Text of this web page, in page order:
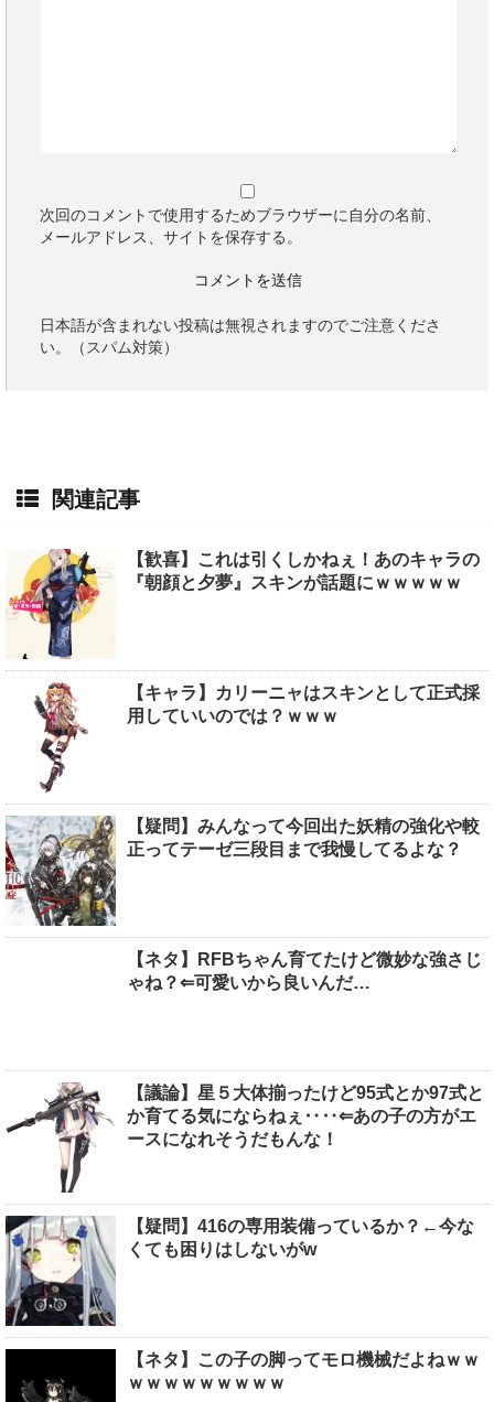
次回のコメントで使用するためブラウザーに自分の名前、
メールアドレス、サイトを保存する。
日本語が含まれない投稿は無視されますのでご注意くださ
い。（スパム対策）
関連記事
【歓喜】これは引くしかねぇ！あのキャラの
『朝顔と夕夢』スキンが話題にｗｗｗｗｗ
【キャラ】カリーニャはスキンとして正式採
用していいのでは？ｗｗｗ
【疑問】みんなって今回出た妖精の強化や較
正ってテーゼ三段目まで我慢してるよな？
【ネタ】RFBちゃん育てたけど微妙な強さじ
ゃね？⇐可愛いから良いんだ…
【議論】星５大体揃ったけど95式とか97式と
か育てる気にならねぇ‥‥⇐あの子の方がエ
ースになれそうだもんな！
【疑問】416の専用装備っているか？←今な
くても困りはしないがw
【ネタ】この子の脚ってモロ機械だよねｗｗ
ｗｗｗｗｗｗｗｗｗ